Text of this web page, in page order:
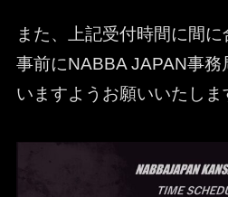
また、上記受付時間に間
事前にNABBA JAPAN事務
いますようお願いいたしま